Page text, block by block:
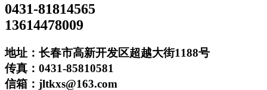
0431-81814565
13614478009
地址：长春市高新开发区超越大街1188号
传真：0431-85810581
信箱：jltkxs@163.com